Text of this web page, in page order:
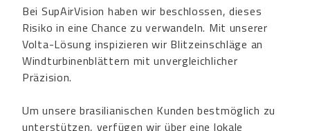
Bei SupAirVision haben wir beschlossen, dieses
Risiko in eine Chance zu verwandeln. Mit unserer
Volta-Lösung inspizieren wir Blitzeinschläge an
Windturbinenblättern mit unvergleichlicher
Präzision.
Um unsere brasilianischen Kunden bestmöglich zu
unterstützen, verfügen wir über eine lokale